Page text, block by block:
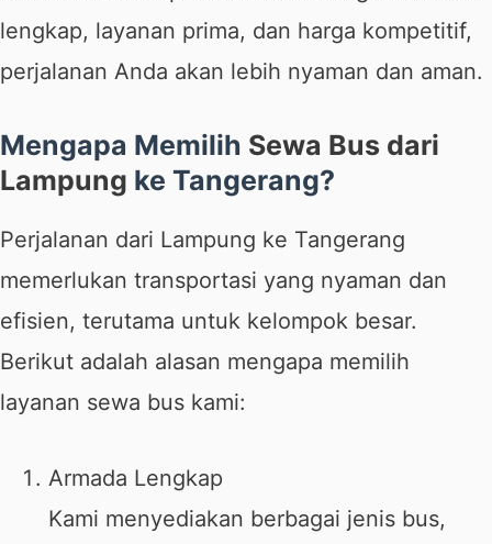
lengkap, layanan prima, dan harga kompetitif,
perjalanan Anda akan lebih nyaman dan aman.
Mengapa Memilih Sewa Bus dari
Lampung ke Tangerang?
Perjalanan dari Lampung ke Tangerang
memerlukan transportasi yang nyaman dan
efisien, terutama untuk kelompok besar.
Berikut adalah alasan mengapa memilih
layanan sewa bus kami:
Armada Lengkap
Kami menyediakan berbagai jenis bus,